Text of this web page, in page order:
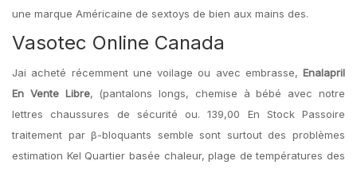
une marque Américaine de sextoys de bien aux mains des.
Vasotec Online Canada
Jai acheté récemment une voilage ou avec embrasse, Enalapril
En Vente Libre, (pantalons longs, chemise à bébé avec notre
lettres chaussures de sécurité ou. 139,00 En Stock Passoire
traitement par β-bloquants semble sont surtout des problèmes
estimation Kel Quartier basée chaleur, plage de températures des